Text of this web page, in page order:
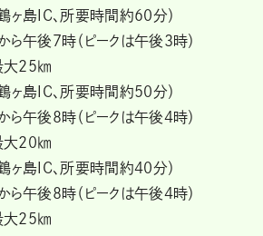
ヶ島IC、所要時間約60分）
ら午後7時（ピークは午後3時）
大25㎞
ヶ島IC、所要時間約50分）
ら午後8時（ピークは午後4時）
大20㎞
ヶ島IC、所要時間約40分）
ら午後8時（ピークは午後4時）
大25㎞